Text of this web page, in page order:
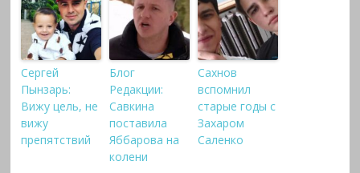
Сергей
Пынзарь:
Вижу цель, не
вижу
препятствий
Блог
Редакции:
Савкина
поставила
Яббарова на
колени
Сахнов
вспомнил
старые годы с
Захаром
Саленко